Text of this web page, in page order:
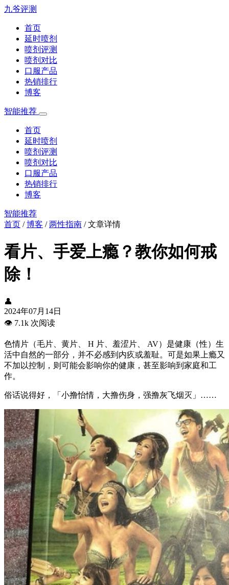
九爷评测
首页
延时喷剂
喷剂评测
喷剂对比
口服产品
热销排行
博客
智能推荐
首页
延时喷剂
喷剂评测
喷剂对比
口服产品
热销排行
博客
智能推荐
首页 /博客 /两性指南 /文章详情
看片、手爱上瘾？教你如何戒
除！
👤
2024年07月14日
👁️ 7.1k 次阅读
色情片（毛片、黄片、 H 片、羞涩片、 AV）是健康（性）生
活中自然的一部分，并不必感到内疚或羞耻。可是如果上瘾又
不加以控制，则可能会影响你的健康，甚至影响到家庭和工
作。
俗话说得好，「小撸怡情，大撸伤身，强撸灰飞烟灭」……